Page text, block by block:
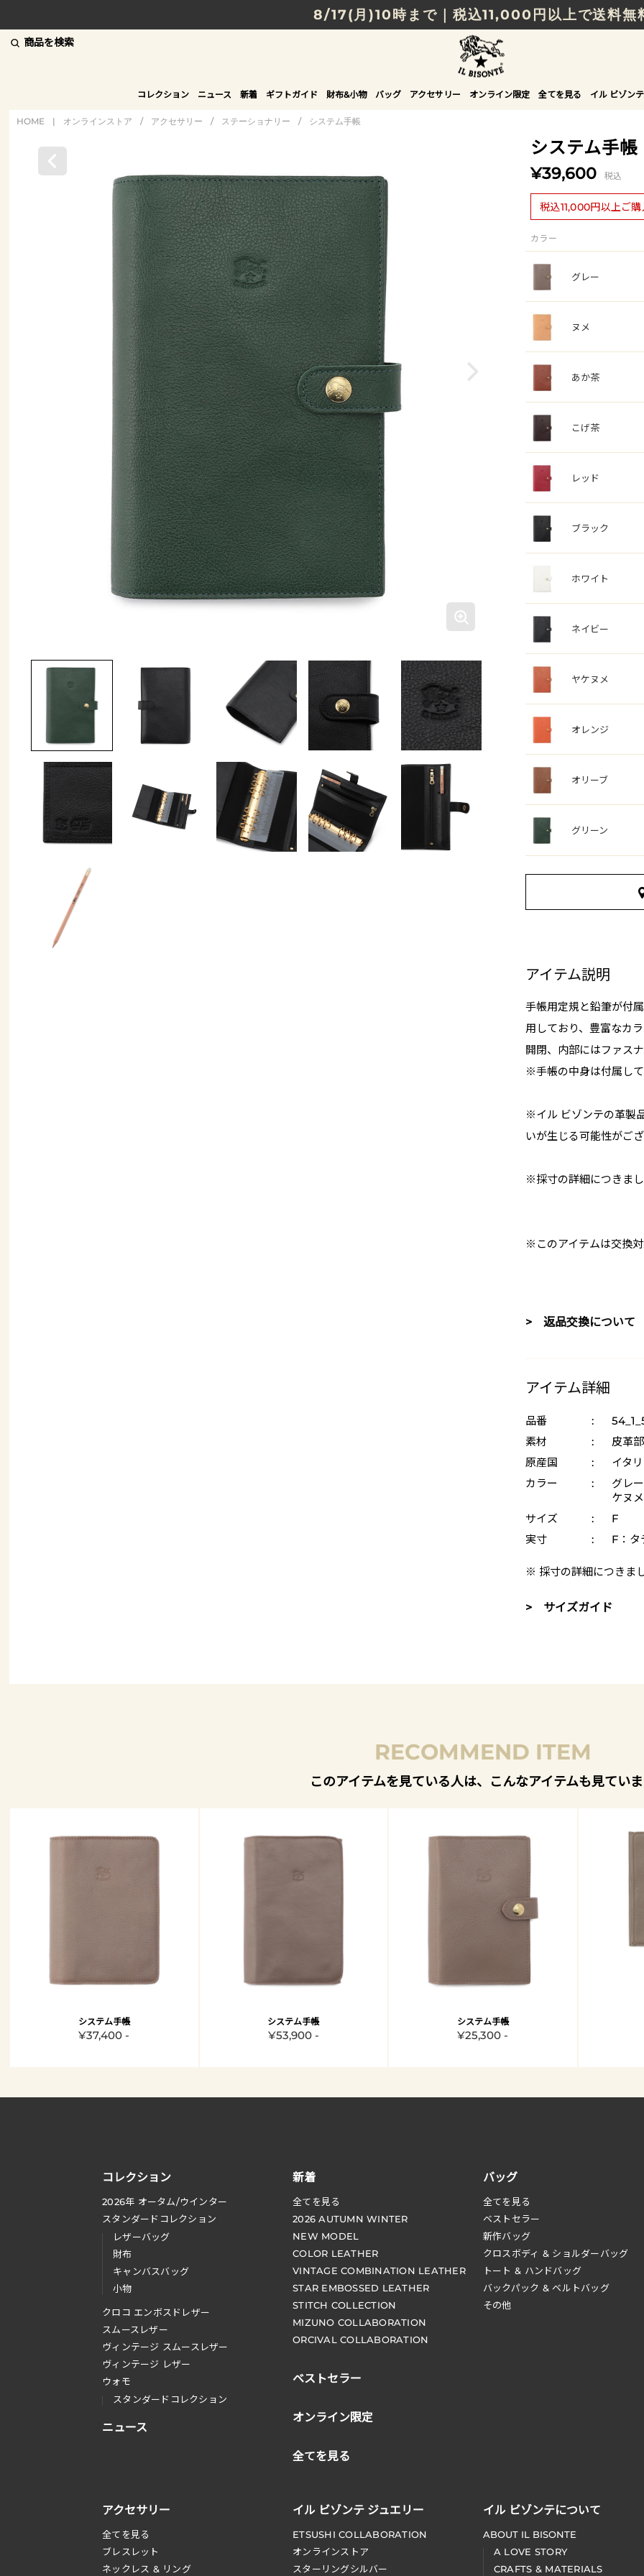
8/17(月)10時まで｜税込11,000円以上で送料無
贈る相手やシーンから選べる、新しいギフトガ
NEW IN｜COLOR LEATHER
商品を検索
コレクション ニュース 新着 ギフトガイド 財布&小物 バッグ アクセサリー オンライン限定 全てを見る イル ビゾン
HOME | オンラインストア / アクセサリー / ステーショナリー / システム手帳
システム手帳
¥39,600 税込
税込11,000円以上ご
カラー
グレー
ヌメ
あか茶
こげ茶
レッド
ブラック
ホワイト
ネイビー
ヤケヌメ
オレンジ
オリーブ
グリーン
アイテム説明
手帳用定規と鉛筆が付
用しており、豊富なカ
開閉、内部にはファス
※手帳の中身は付属し
※イル ビゾンテの革製
いが生じる可能性がご
※採寸の詳細につきま
※このアイテムは交換
> 返品交換について
アイテム詳細
品番 :
素材
:
皮革
原産国
:
イタ
カラー
:
グレ
ケヌ
サイズ
:
F
実寸
: F：タ
※ 採寸の詳細につきま
> サイズガイド
RECOMMEND ITEM
このアイテムを見ている人は、こんなアイテムも見てい
システム手帳
¥37,400 -
システム手帳
¥53,900 -
システム手帳
¥25,300 -
コレクション
2026年 オータム/ウインター
スタンダードコレクション
レザーバッグ
財布
キャンバスバッグ
小物
クロコ エンボスドレザー
スムースレザー
ヴィンテージ スムースレザー
ヴィンテージ レザー
ウォモ
スタンダードコレクション
ニュース
新着
全てを見る
2026 AUTUMN WINTER
NEW MODEL
COLOR LEATHER
VINTAGE COMBINATION LEATHER
STAR EMBOSSED LEATHER
STITCH COLLECTION
MIZUNO COLLABORATION
ORCIVAL COLLABORATION
ベストセラー
オンライン限定
全てを見る
バッグ
全てを見る
ベストセラー
新作バッグ
クロスボディ & ショルダーバッグ
トート & ハンドバッグ
バックパック & ベルトバッグ
その他
アクセサリー
全てを見る
ブレスレット
ネックレス & リング
イル ビゾンテ ジュエリー
ETSUSHI COLLABORATION
オンラインストア
スターリングシルバー
イル ビゾンテについて
ABOUT IL BISONTE
A LOVE STORY
CRAFTS & MATERIALS